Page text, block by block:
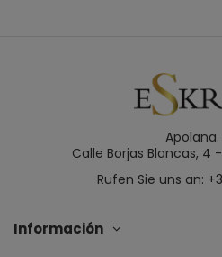
Apolana.
Calle Borjas Blancas,
Rufen Sie uns an:
Información